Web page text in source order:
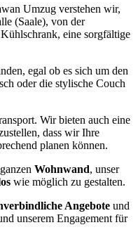
Umzug verstehen wir,
(Saale), von der
eine sorgfältige
egal ob es sich um den
oder die stylische Couch
Wir bieten auch eine
dass wir Ihre
planen können.
Wohnwand, unser
wie möglich zu gestalten.
Angebote und
unserem Engagement für